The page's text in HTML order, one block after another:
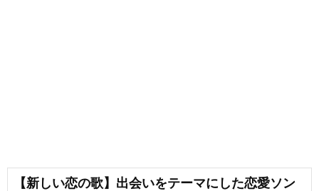
【新しい恋の歌】出会いをテーマにした恋愛ソン